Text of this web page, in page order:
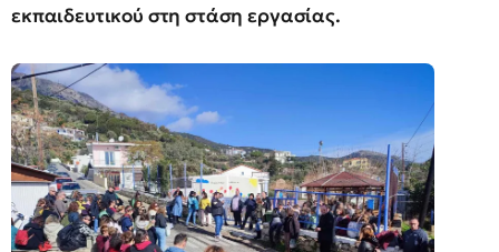
εκπαιδευτικού στη στάση εργασίας.